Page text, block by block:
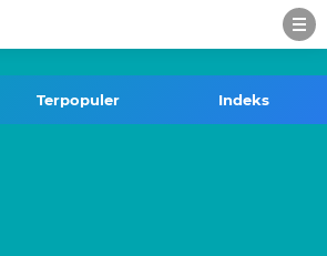
Terpopuler Indeks